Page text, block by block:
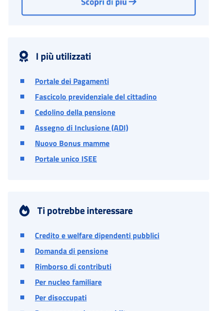
I più utilizzati
Portale dei Pagamenti
Fascicolo previdenziale del cittadino
Cedolino della pensione
Assegno di Inclusione (ADI)
Nuovo Bonus mamme
Portale unico ISEE
Ti potrebbe interessare
Credito e welfare dipendenti pubblici
Domanda di pensione
Rimborso di contributi
Per nucleo familiare
Per disoccupati